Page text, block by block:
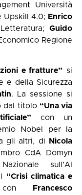
Università
Upskill 4.0; Enrico
Guido
Regione
e fratture” si
e della Sicurezza
. La sessione si
dal titolo “Una via
con un
Nobel per la
gli altri, di
Nicola
CdA Domyn
sull’AI
“Crisi climatica e
con
Francesco